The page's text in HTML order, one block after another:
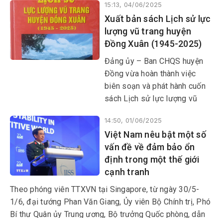
bàn tỉnh.
15:13, 04/06/2025
Xuất bản sách Lịch sử lực
lượng vũ trang huyện
Đồng Xuân (1945-2025)
Đảng ủy – Ban CHQS huyện
Đồng vừa hoàn thành việc
biên soạn và phát hành cuốn
sách Lịch sử lực lượng vũ
2025). Công trình do ThS
Nguyễn Hoài Sơn làm chủ
biên; đại tá- TS Nguyễn Văn
Quang đồng chủ biên cùng
nhiều cộng sự thực hiện.
14:50, 01/06/2025
Việt Nam nêu bật một số
vấn đề về đảm bảo ổn
định trong một thế giới
cạnh tranh
Theo phóng viên TTXVN tại Singapore, từ ngày 30/5-
1/6, đại tướng Phan Văn Giang, Ủy viên Bộ Chính trị, Phó
Bí thư Quân ủy Trung ương, Bộ trưởng Quốc phòng, dẫn